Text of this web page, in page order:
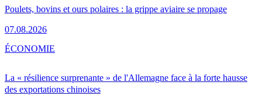
Poulets, bovins et ours polaires : la grippe aviaire se propage
07.08.2026
La « résilience surprenante » de l'Allemagne face à la forte hausse
des exportations chinoises
ÉCONOMIE